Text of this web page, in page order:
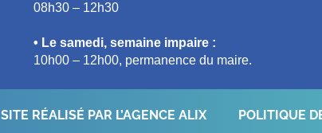
08h30 – 12h30
• Le samedi, semaine impaire :
10h00 – 12h00, permanence du maire.
SITE RÉALISÉ PAR L’AGENCE ALIX POLITIQUE